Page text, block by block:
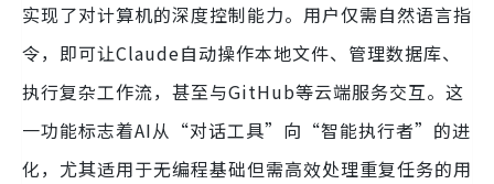
实现了对计算机的深度控制能力。用户仅需自然语言指
令，即可让Claude自动操作本地文件、管理数据库、
执行复杂工作流，甚至与GitHub等云端服务交互。这
一功能标志着AI从“对话工具”向“智能执行者”的进
化，尤其适用于无编程基础但需高效处理重复任务的用